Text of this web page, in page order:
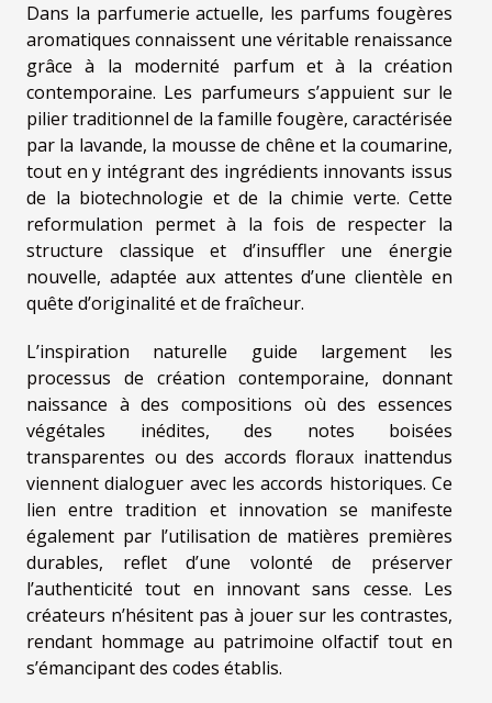
Dans la parfumerie actuelle, les parfums fougères
aromatiques connaissent une véritable renaissance
grâce à la modernité parfum et à la création
contemporaine. Les parfumeurs s’appuient sur le
pilier traditionnel de la famille fougère, caractérisée
par la lavande, la mousse de chêne et la coumarine,
tout en y intégrant des ingrédients innovants issus
de la biotechnologie et de la chimie verte. Cette
reformulation permet à la fois de respecter la
structure classique et d’insuffler une énergie
nouvelle, adaptée aux attentes d’une clientèle en
quête d’originalité et de fraîcheur.
L’inspiration naturelle guide largement les
processus de création contemporaine, donnant
naissance à des compositions où des essences
végétales inédites, des notes boisées
transparentes ou des accords floraux inattendus
viennent dialoguer avec les accords historiques. Ce
lien entre tradition et innovation se manifeste
également par l’utilisation de matières premières
durables, reflet d’une volonté de préserver
l’authenticité tout en innovant sans cesse. Les
créateurs n’hésitent pas à jouer sur les contrastes,
rendant hommage au patrimoine olfactif tout en
s’émancipant des codes établis.